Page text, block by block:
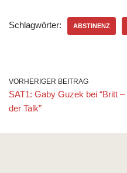
Schlagwörter: ABSTINENZ
VORHERIGER BEITRAG
SAT1: Gaby Guzek bei “Britt –
der Talk”